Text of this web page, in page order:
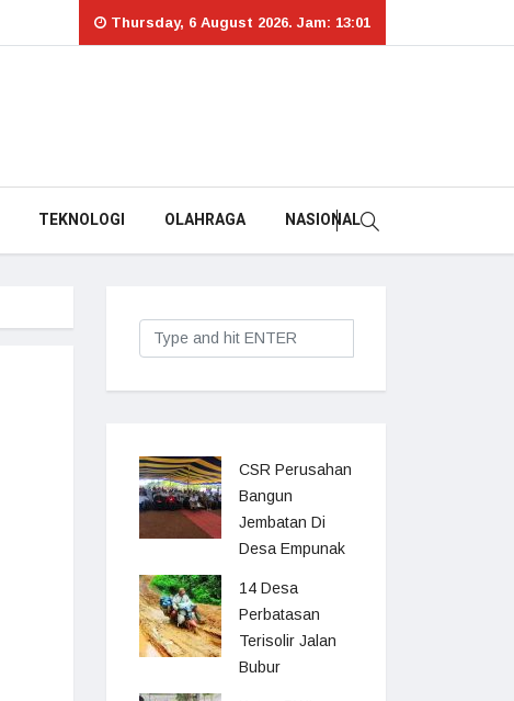
Thursday, 6 August 2026. Jam: 13:01
TEKNOLOGI OLAHRAGA NASIONAL
CSR Perusahan
Bangun
Jembatan Di
Desa Empunak
14 Desa
Perbatasan
Terisolir Jalan
Bubur